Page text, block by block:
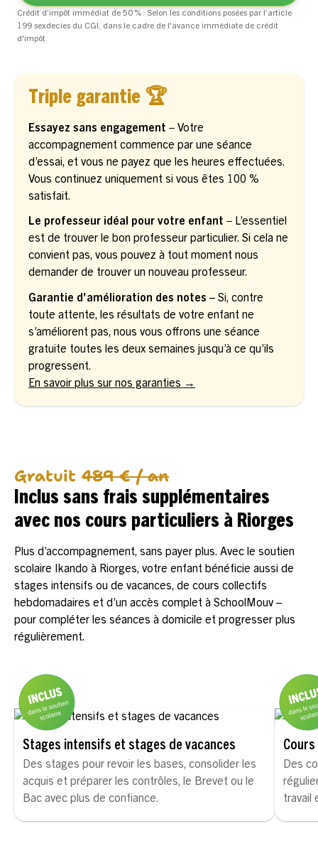
Crédit d’impôt immédiat de 50 % : Selon les conditions posées par l’article
199 sexdecies du CGI, dans le cadre de l'avance immédiate de crédit
d'impôt.
Triple garantie 🏆
Essayez sans engagement – Votre
accompagnement commence par une séance
d’essai, et vous ne payez que les heures effectuées.
Vous continuez uniquement si vous êtes 100 %
satisfait.
Le professeur idéal pour votre enfant – L’essentiel
est de trouver le bon professeur particulier. Si cela ne
convient pas, vous pouvez à tout moment nous
demander de trouver un nouveau professeur.
Garantie d'amélioration des notes – Si, contre
toute attente, les résultats de votre enfant ne
s’améliorent pas, nous vous offrons une séance
gratuite toutes les deux semaines jusqu’à ce qu’ils
progressent.
En savoir plus sur nos garanties →
Gratuit 489 € / an
Inclus sans frais supplémentaires
avec nos cours particuliers à Riorges
Plus d’accompagnement, sans payer plus. Avec le soutien
scolaire Ikando à Riorges, votre enfant bénéficie aussi de
stages intensifs ou de vacances, de cours collectifs
hebdomadaires et d’un accès complet à SchoolMouv –
pour compléter les séances à domicile et progresser plus
régulièrement.
Stages intensifs et stages de vacances
Des stages pour revoir les bases, consolider les
acquis et préparer les contrôles, le Brevet ou le
Bac avec plus de confiance.
Des
travail